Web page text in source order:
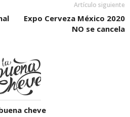
Artículo siguiente
Expo Cerveza México 2020
NO se cancela
cheve